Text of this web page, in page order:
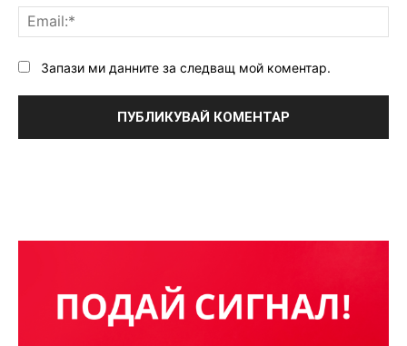
Запази ми данните за следващ мой коментар.